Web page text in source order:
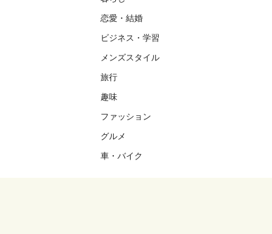
恋愛・結婚
ビジネス・学習
メンズスタイル
旅行
趣味
ファッション
グルメ
車・バイク